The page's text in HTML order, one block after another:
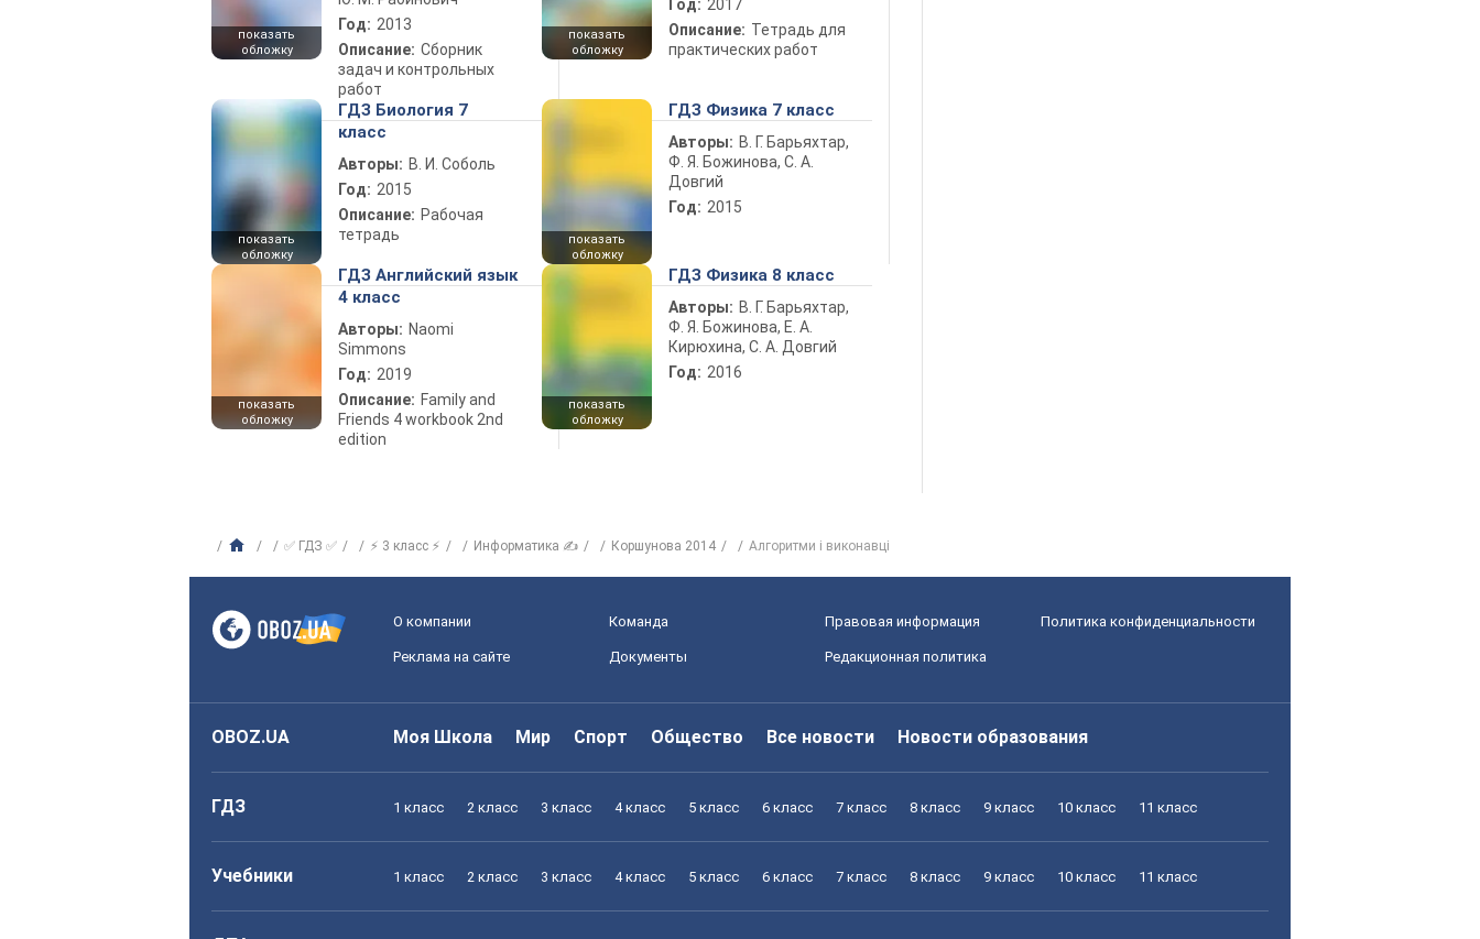
показать
обложку
Год: 2013
Описание: Сборник
задач и контрольных
работ
показать
обложку
Год: 2017
Описание: Тетрадь для
практических работ
показать
обложку
ГДЗ Биология 7
класс
Авторы: В. И. Соболь
Год: 2015
Описание: Рабочая
тетрадь
показать
обложку
ГДЗ Физика 7 класс
Авторы: В. Г. Барьяхтар,
Ф. Я. Божинова, С. А.
Довгий
Год: 2015
показать
обложку
ГДЗ Английский язык
4 класс
Авторы: Naomi
Simmons
Год: 2019
Описание: Family and
Friends 4 workbook 2nd
edition
показать
обложку
ГДЗ Физика 8 класс
Авторы: В. Г. Барьяхтар,
Ф. Я. Божинова, Е. А.
Кирюхина, С. А. Довгий
Год: 2016
✅ ГДЗ ✅ ⚡ 3 класс ⚡ Информатика ✍ Коршунова 2014 Алгоритми і виконавці
О компании Команда Правовая информация Политика конфиденциальности
Реклама на сайте Документы Редакционная политика
OBOZ.UA Моя Школа Мир Спорт Общество Все новости Новости образования
ГДЗ 1 класс 2 класс 3 класс 4 класс 5 класс 6 класс 7 класс 8 класс 9 класс 10 класс 11 класс
Учебники 1 класс 2 класс 3 класс 4 класс 5 класс 6 класс 7 класс 8 класс 9 класс 10 класс 11 класс